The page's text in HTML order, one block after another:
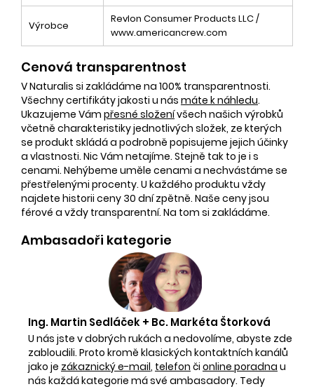
Výrobce
Revlon Consumer Products LLC /
www.americancrew.com
Cenová transparentnost
V Naturalis si zakládáme na 100% transparentnosti.
Všechny certifikáty jakosti u nás máte k náhledu.
Ukazujeme Vám přesné složenívšech našich výrobků
včetně charakteristiky jednotlivých složek, ze kterých
se produkt skládá a podrobně popisujeme jejich účinky
a vlastnosti. Nic Vám netajíme. Stejně tak to je i s
cenami. Nehýbeme uměle cenami a nechvástáme se
přestřelenými procenty. U každého produktu vždy
najdete historii ceny 30 dní zpětně. Naše ceny jsou
férové a vždy transparentní. Na tom si zakládáme.
Ambasadoři kategorie
Ing. Martin Sedláček + Bc. Markéta Štorková
U nás jste v dobrých rukách a nedovolíme, abyste zde
zabloudili. Proto kromě klasických kontaktních kanálů
jako je zákaznický e-mail, telefon či online poradna u
nás každá kategorie má své ambasadory. Tedy